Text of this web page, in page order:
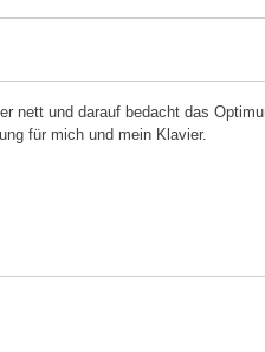
nett und darauf bedacht das
für mich und mein Klavier.